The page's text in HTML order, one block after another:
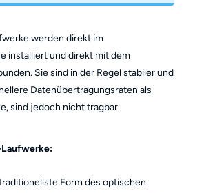
werden direkt im
installiert und direkt mit dem
Sie sind in der Regel stabiler und
Datenübertragungsraten als
sind jedoch nicht tragbar.
Form des optischen